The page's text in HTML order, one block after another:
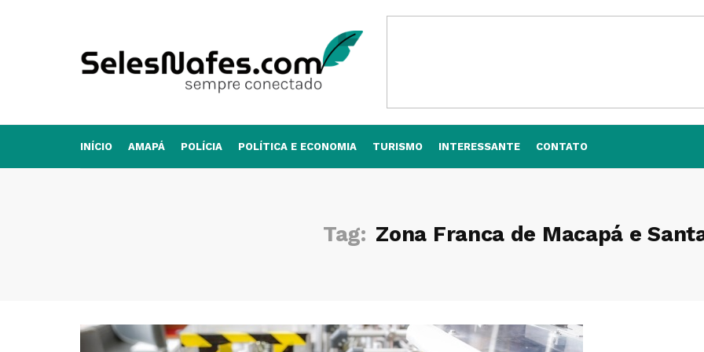
INÍCIO AMAPÁ POLÍCIA POLÍTICA E ECONOMIA TURISMO INTERESSANTE CONTATO
Tag: Zona Franca de Macapá e